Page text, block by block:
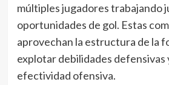
múltiples jugadores trabajando
oportunidades de gol. Estas
aprovechan la estructura de la
explotar debilidades defensivas
efectividad ofensiva.